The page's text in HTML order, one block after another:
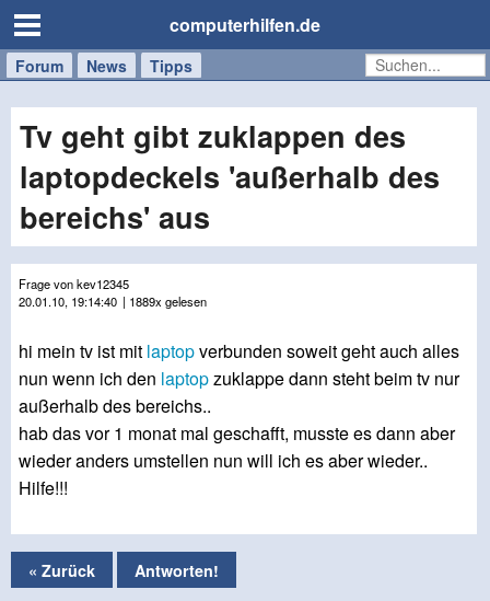
computerhilfen.de
Forum News Tipps
Handy
Tablet
Windows
Mac
Tv geht gibt zuklappen des
laptopdeckels 'außerhalb des
bereichs' aus
Frage von kev12345
20.01.10, 19:14:40 | 1889x gelesen
hi mein tv ist mit laptopverbunden soweit geht auch alles
nun wenn ich den laptopzuklappe dann steht beim tv nur
außerhalb des bereichs..
hab das vor 1 monat mal geschafft, musste es dann aber
wieder anders umstellen nun will ich es aber wieder..
Hilfe!!!
« Zurück Antworten!